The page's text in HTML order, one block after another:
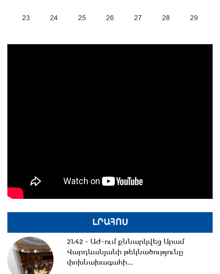
23 24 25 26 27 28 29
ԼՐԱՀՈՍ
21:42 - ԱԺ-ում քննարկվեց Արամ
Վարդևանյանի թեկնածությունը
փոխնախագահի...